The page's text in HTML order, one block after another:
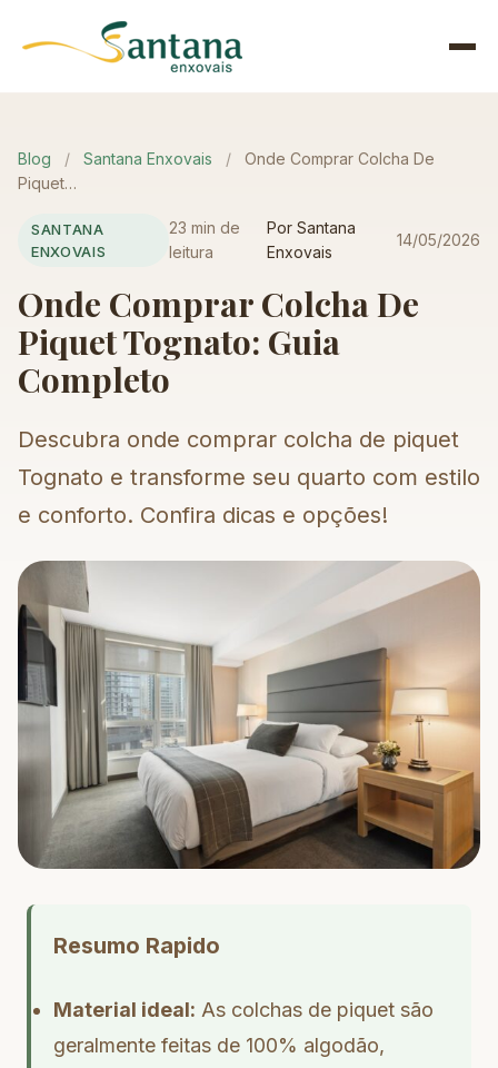
para
conteúdo
Menu
Blog / Santana Enxovais /
Onde Comprar Colcha De
Piquet…
SANTANA
ENXOVAIS
23 min de
leitura
Por Santana
Enxovais
14/05/2026
Onde Comprar Colcha De
Piquet Tognato: Guia
Completo
Descubra onde comprar colcha de piquet
Tognato e transforme seu quarto com estilo
e conforto. Confira dicas e opções!
Resumo Rapido
Material ideal: As colchas de piquet são
geralmente feitas de 100% algodão,